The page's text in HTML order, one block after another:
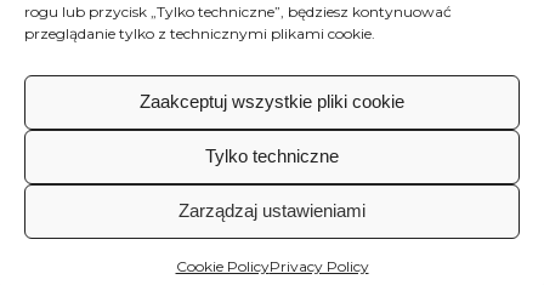
rogu lub przycisk „Tylko techniczne”, będziesz kontynuować
przeglądanie tylko z technicznymi plikami cookie.
Zaakceptuj wszystkie pliki cookie
Tylko techniczne
Zarządzaj ustawieniami
Cookie PolicyPrivacy Policy
chroniące przed utrata danych, użyciem
niezgodnym z prawem lub niewłaściwym oraz
niedozwolonym dostępem.
Według cytowanego prawa, przetwarzanie danych
w całości oparte będzie na zasadach poprawności,
legalności, przejrzystości i ochrony poufności oraz
praw Użytkowników.
Miejsce przetwarzania danych